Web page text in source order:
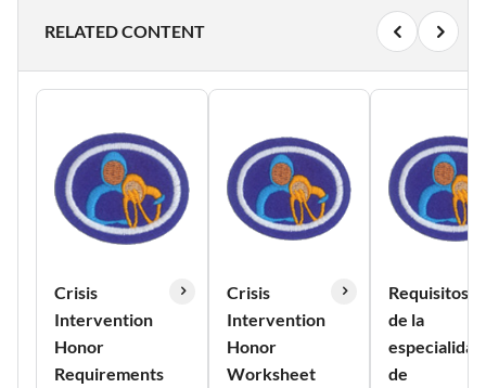
RELATED CONTENT
Crisis
Intervention
Honor
Requirements
Crisis
Intervention
Honor
Worksheet
Requisitos
de la
especialidad
de